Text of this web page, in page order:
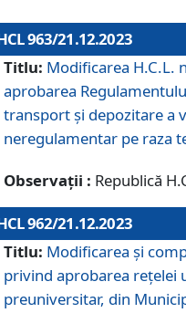
963/21.12.2023
Titlu: Modificarea H.C.L.
aprobarea
transport şi depozitare a
neregulamentar pe raza
Observații : Republică
962/21.12.2023
Titlu: Modificarea și
privind aprobarea rețelei
preuniversitar, din